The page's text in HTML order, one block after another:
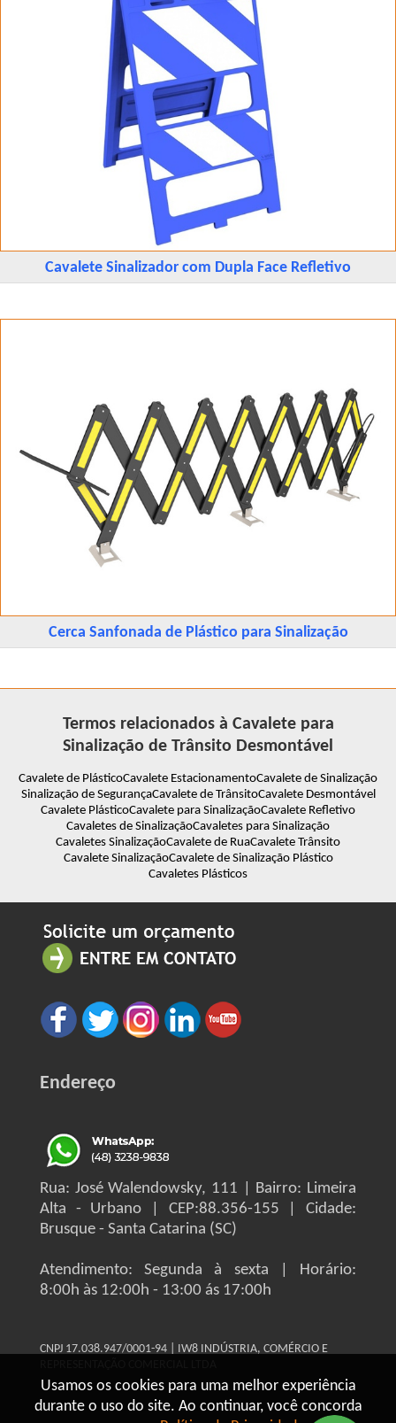
Usamos os cookies para uma melhor experiência
durante o uso do site. Ao continuar, você concorda
Cavalete Sinalizador com Dupla Face Refletivo
Cerca Sanfonada de Plástico para Sinalização
Termos relacionados à Cavalete para
Sinalização de Trânsito Desmontável
Cavalete de PlásticoCavalete EstacionamentoCavalete de Sinalização
Sinalização de SegurançaCavalete de TrânsitoCavalete Desmontável
Cavalete PlásticoCavalete para SinalizaçãoCavalete Refletivo
Cavaletes de SinalizaçãoCavaletes para Sinalização
Cavaletes SinalizaçãoCavalete de RuaCavalete Trânsito
Cavalete SinalizaçãoCavalete de Sinalização Plástico
Cavaletes Plásticos
Endereço
Rua: José Walendowsky, 111 | Bairro: Limeira
Alta - Urbano | CEP:88.356-155 | Cidade:
Brusque - Santa Catarina (SC)
Atendimento: Segunda à sexta | Horário:
8:00h às 12:00h - 13:00 ás 17:00h
CNPJ 17.038.947/0001-94 | IW8 INDÚSTRIA, COMÉRCIO E